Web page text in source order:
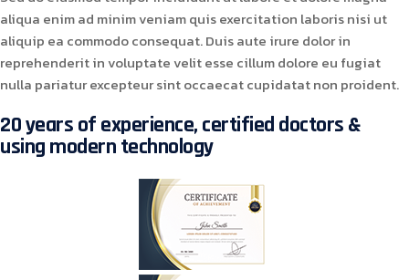
aliqua enim ad minim veniam quis exercitation laboris nisi ut
aliquip ea commodo consequat. Duis aute irure dolor in
reprehenderit in voluptate velit esse cillum dolore eu fugiat
nulla pariatur excepteur sint occaecat cupidatat non proident.
20 years of experience, certified doctors &
using modern technology